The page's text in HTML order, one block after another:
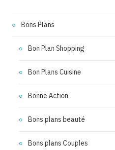
Bons Plans
Bon Plan Shopping
Bon Plans Cuisine
Bonne Action
Bons plans beauté
Bons plans Couples